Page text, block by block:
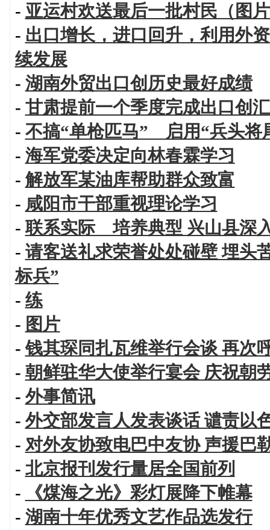
- 亚运村欢送最后一批村民（图
- 出口增长，进口回升，利用外
续发展
- 湖南外贸出口创历史最好成绩
- 甘肃提前一个季度完成出口创
- 不搞“单枪匹马” 启用“兵头将
- 海军党委决定向林春霖学习
- 解放军某油库帮助群众致富
- 咸阳市干部重视理论学习
-联系实际 培养典型 兴山县深
- 请客送礼求荣誉处处碰壁 埋头
标兵”
- 练
- 图片
-钱其琛同扎瓦维举行会谈 再次
- 朝鲜驻华大使举行宴会 庆祝朝
- 外事简讯
- 外交部发言人发表谈话 谴责以
- 对外友协致电巴中友协 声援巴
- 北京报刊发行量居全国前列
-
《煤海之光》彩灯展降下帷幕
- 湖南十年优秀文艺作品选发行